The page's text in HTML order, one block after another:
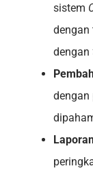
sistem
dengan
dengan
dengan